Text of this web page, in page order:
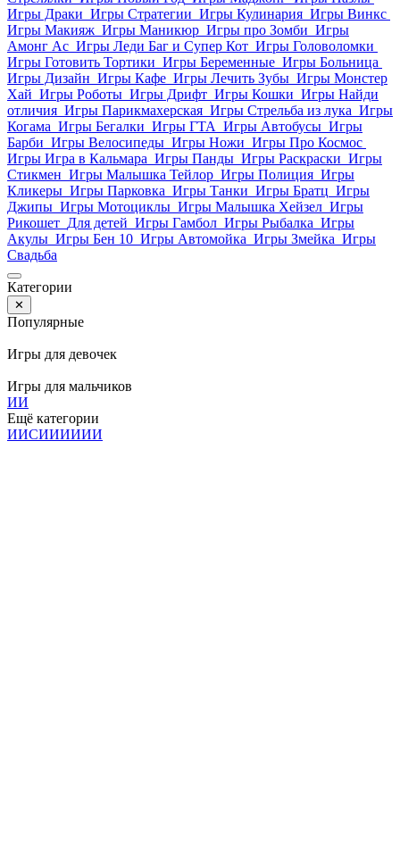
Игры Драки Игры Стратегии Игры Кулинария Игры Винкс
Игры Макияж Игры Маникюр Игры про Зомби Игры
Амонг Ас Игры Леди Баг и Супер Кот Игры Головоломки
Игры Готовить Тортики Игры Беременные Игры Больница
Игры Дизайн Игры Кафе Игры Лечить Зубы Игры Монстер
Хай Игры Роботы Игры Дрифт Игры Кошки Игры Найди
отличия Игры Парикмахерская Игры Стрельба из лука Игры
Когама Игры Бегалки Игры ГТА Игры Автобусы Игры
Барби Игры Велосипеды Игры Ножи Игры Про Космос
Игры Игра в Кальмара Игры Панды Игры Раскраски Игры
Стикмен Игры Малышка Тейлор Игры Полиция Игры
Кликеры Игры Парковка Игры Танки Игры Братц Игры
Джипы Игры Мотоциклы Игры Малышка Хейзел Игры
Рикошет Для детей Игры Гамбол Игры Рыбалка Игры
Акулы Игры Бен 10 Игры Автомойка Игры Змейка Игры
Свадьба
Категории
✕
Популярные
Игры для девочек
Игры для мальчиков
ИИ
Ещё категории
ИИСИИИИИИ